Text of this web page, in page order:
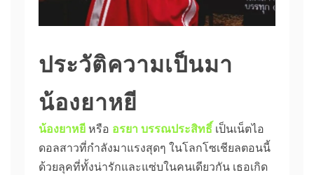
ประวัติความเป็นมา
น้องยาหยี
น้องยาหยี หรือ อรยา บรรณประสิทธิ์ เป็นเน็ตไอ
ดอลสาวที่กำลังมาแรงสุดๆ ในโลกโซเชียลตอนนี้
ด้วยลุคที่ทั้งน่ารักและแซ่บในคนเดียวกัน เธอเกิด